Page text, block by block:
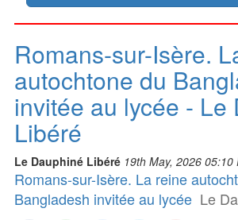
Romans-sur-Isère.
autochtone du
invitée au lycée - Le
Libéré
Le Dauphiné Libéré 19th May, 2026 05:10
Romans-sur-Isère. La reine
Bangladesh invitée au lycée Le